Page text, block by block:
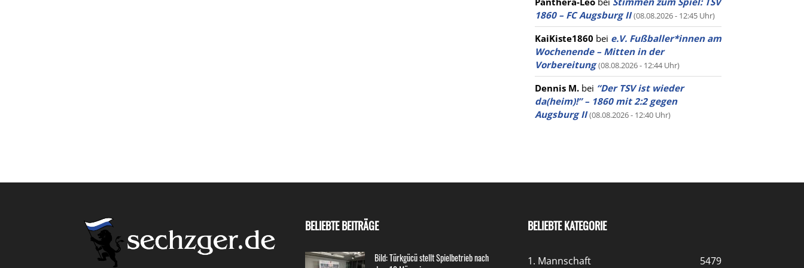
1860 – FC Augsburg II (08.08.2026 - 12:45 Uhr)
KaiKiste1860 bei e.V. Fußballer*innen am
Wochenende – Mitten in der
Vorbereitung (08.08.2026 - 12:44 Uhr)
Dennis M. bei “Der TSV ist wieder
da(heim)!” – 1860 mit 2:2 gegen
Augsburg II (08.08.2026 - 12:40 Uhr)
BELIEBTE BEITRÄGE
Bild: Türkgücü stellt Spielbetrieb nach
BELIEBTE KATEGORIE
1. Mannschaft 5479